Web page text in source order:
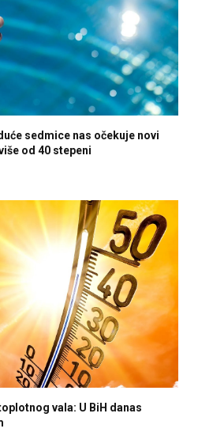
sedmice nas očekuje novi
od 40 stepeni
vala: U BiH danas